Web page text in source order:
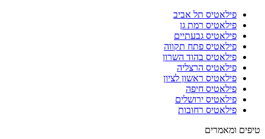
פילאטיס תל אביב
פילאטיס רמת גן
פילאטיס גבעתיים
פילאטיס פתח תקווה
פילאטיס בהוד השרון
פילאטיס הרצליה
פילאטיס ראשון לציון
פילאטיס חיפה
פילאטיס ירושלים
פילאטיס רחובות
טיפים ומאמרים